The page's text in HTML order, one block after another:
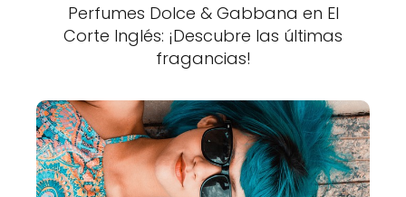
Perfumes Dolce & Gabbana en El
Corte Inglés: ¡Descubre las últimas
fragancias!